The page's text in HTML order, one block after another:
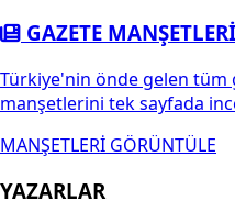
GAZETE MANŞETLERİ
Türkiye'nin önde gelen
manşetlerini tek sayfada
MANŞETLERİ GÖRÜNTÜLE
YAZARLAR